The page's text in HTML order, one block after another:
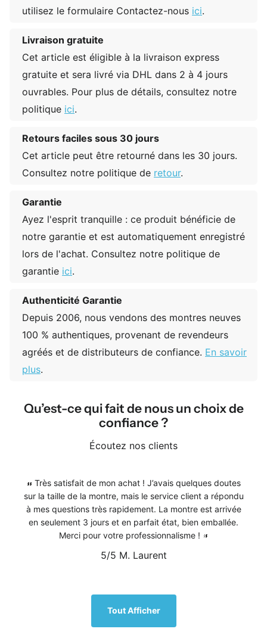
utilisez le formulaire Contactez-nous ici.
Livraison gratuite
Cet article est éligible à la livraison express
gratuite et sera livré via DHL dans 2 à 4 jours
ouvrables. Pour plus de détails, consultez notre
politique ici.
Retours faciles sous 30 jours
Cet article peut être retourné dans les 30 jours.
Consultez notre politique de retour.
Garantie
Ayez l'esprit tranquille : ce produit bénéficie de
notre garantie et est automatiquement enregistré
lors de l'achat. Consultez notre politique de
garantie ici.
Authenticité Garantie
Depuis 2006, nous vendons des montres neuves
100 % authentiques, provenant de revendeurs
agréés et de distributeurs de confiance. En savoir
plus.
Qu’est-ce qui fait de nous un choix de
confiance ?
Écoutez nos clients
Très satisfait de mon achat ! J’avais quelques doutes
sur la taille de la montre, mais le service client a répondu
à mes questions très rapidement. La montre est arrivée
en seulement 3 jours et en parfait état, bien emballée.
Merci pour votre professionnalisme !
5/5 M. Laurent
Tout Afficher